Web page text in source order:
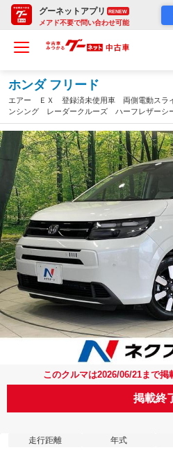
グーネットアプリ RENEW
メアド不要で問い合わせ可能
ホンダ フリード
エアー ＥＸ 登録済未使用車 両側電動スラ
ンシング レーダークルーズ ハーフレザーシ
サー スマートキー ＬＥＤヘッドライト 純
ミ 車線逸脱警報（石川県）
このクルマは2026/06/21まで掲
掲載終
走行距離 年式